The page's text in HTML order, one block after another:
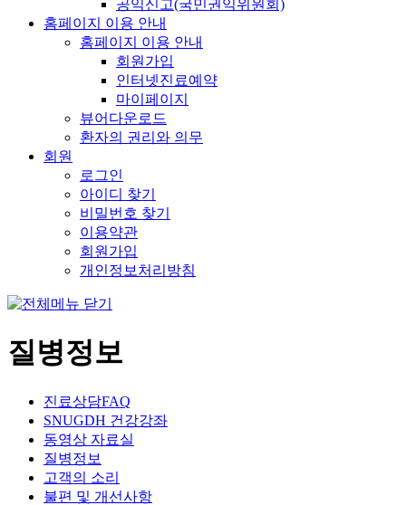
공익신고(국민권익위원회)
홈페이지 이용 안내
홈페이지 이용 안내
회원가입
인터넷진료예약
마이페이지
뷰어다운로드
환자의 권리와 의무
회원
로그인
아이디 찾기
비밀번호 찾기
이용약관
회원가입
개인정보처리방침
질병정보
진료상담FAQ
SNUGDH 건강강좌
동영상 자료실
질병정보
고객의 소리
불편 및 개선사항